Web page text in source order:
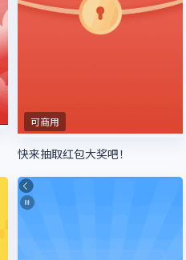
可商用
快来抽取红包大奖吧！